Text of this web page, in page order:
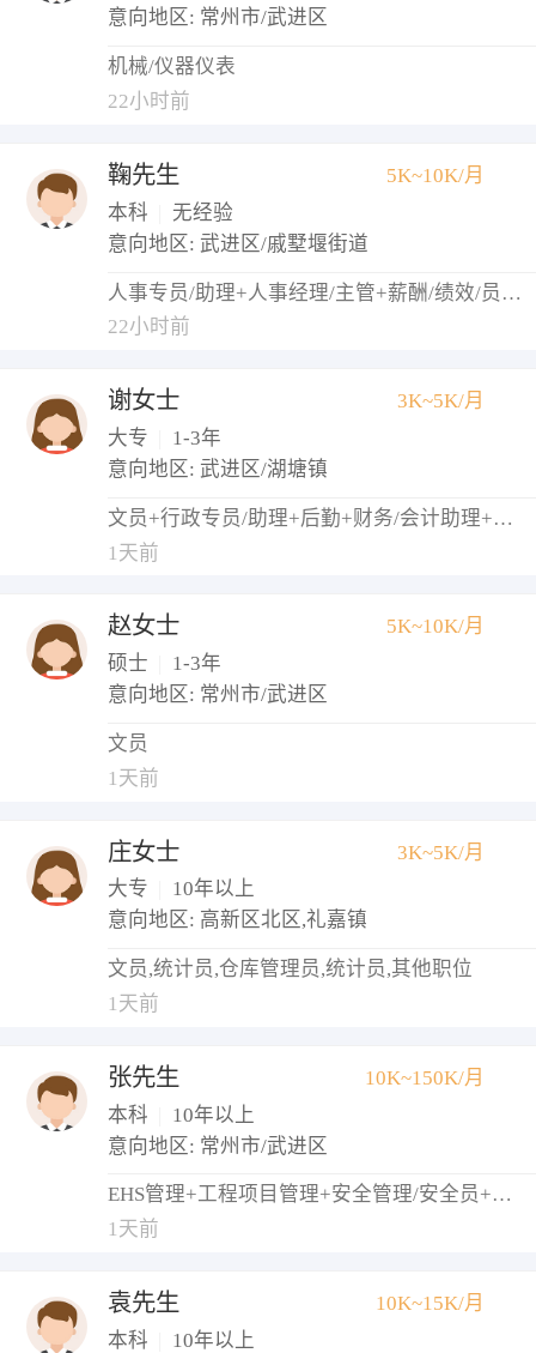
意向地区: 常州市/武进区
机械/仪器仪表
22小时前
鞠先生
5K~10K/月
本科
无经验
意向地区: 武进区/戚墅堰街道
人事专员/助理+人事经理/主管+薪酬/绩效/员工关系+培训专员/助理+招聘专员/助理
22小时前
谢女士
3K~5K/月
大专
1-3年
意向地区: 武进区/湖塘镇
文员+行政专员/助理+后勤+财务/会计助理+出纳
1天前
赵女士
5K~10K/月
硕士
1-3年
意向地区: 常州市/武进区
文员
1天前
庄女士
3K~5K/月
大专
10年以上
意向地区: 高新区北区,礼嘉镇
文员,统计员,仓库管理员,统计员,其他职位
1天前
张先生
10K~150K/月
本科
10年以上
意向地区: 常州市/武进区
EHS管理+工程项目管理+安全管理/安全员+物业经理/主管
1天前
袁先生
10K~15K/月
本科
10年以上